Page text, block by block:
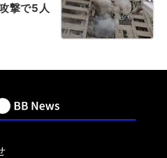
撃で5人